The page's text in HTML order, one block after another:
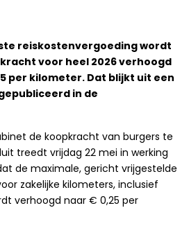
reiskostenvergoeding wordt
voor heel 2026 verhoogd
per kilometer. Dat blijkt uit een
in de
de koopkracht van burgers te
treedt vrijdag 22 mei in werking
de maximale, gericht vrijgestelde
zakelijke kilometers, inclusief
verhoogd naar € 0,25 per